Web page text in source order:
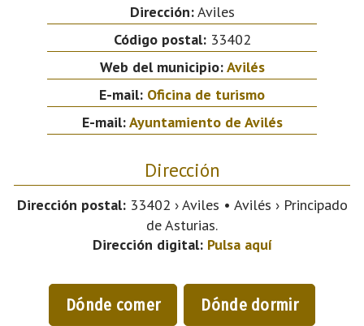
Dirección:Aviles
Código postal:33402
Web del municipio:Avilés
E-mail: Oficina de turismo
E-mail:Ayuntamiento de Avilés
Dirección
Dirección postal:33402 › Aviles • Avilés › Principado
de Asturias.
Dirección digital: Pulsa aquí
Dónde comer Dónde dormir